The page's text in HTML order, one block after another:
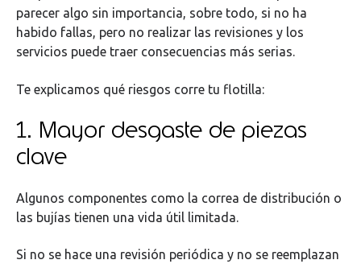
parecer algo sin importancia, sobre todo, si no ha
habido fallas, pero no realizar las revisiones y los
servicios puede traer consecuencias más serias.
Te explicamos qué riesgos corre tu flotilla:
1. Mayor desgaste de piezas
clave
Algunos componentes como la correa de distribución o
las bujías tienen una vida útil limitada.
Si no se hace una revisión periódica y no se reemplazan